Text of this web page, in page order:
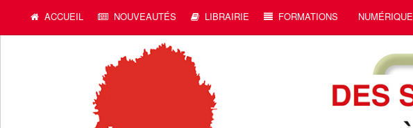
ACCUEIL NOUVEAUTÉS LIBRAIRIE FORMATIONS NUMÉRIQUE